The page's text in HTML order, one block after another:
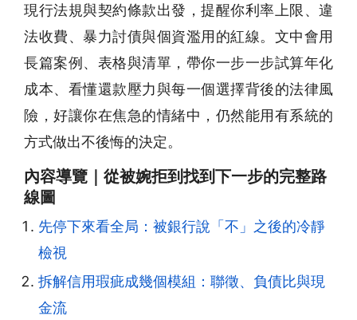
現行法規與契約條款出發，提醒你利率上限、違
法收費、暴力討債與個資濫用的紅線。文中會用
長篇案例、表格與清單，帶你一步一步試算年化
成本、看懂還款壓力與每一個選擇背後的法律風
險，好讓你在焦急的情緒中，仍然能用有系統的
方式做出不後悔的決定。
內容導覽｜從被婉拒到找到下一步的完整路
線圖
先停下來看全局：被銀行說「不」之後的冷靜
檢視
拆解信用瑕疵成幾個模組：聯徵、負債比與現
金流